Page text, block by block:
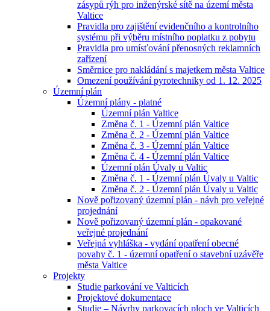
zásypů rýh pro inženýrské sítě na území města
Valtice
Pravidla pro zajištění evidenčního a kontrolního
systému při výběru místního poplatku z pobytu
Pravidla pro umísťování přenosných reklamních
zařízení
Směrnice pro nakládání s majetkem města Valtice
Omezení používání pyrotechniky od 1. 12. 2025
Územní plán
Územní plány - platné
Územní plán Valtice
Změna č. 1 - Územní plán Valtice
Změna č. 2 - Územní plán Valtice
Změna č. 3 - Územní plán Valtice
Změna č. 4 - Územní plán Valtice
Územní plán Úvaly u Valtic
Změna č. 1 - Územní plán Úvaly u Valtic
Změna č. 2 - Územní plán Úvaly u Valtic
Nově pořizovaný územní plán - návh pro veřejné
projednání
Nově pořizovaný územní plán - opakované
veřejné projednání
Veřejná vyhláška - vydání opatření obecné
povahy č. 1 - územní opatření o stavební uzávěře
města Valtice
Projekty
Studie parkování ve Valticích
Projektové dokumentace
Studie – Návrhy parkovacích ploch ve Valticích